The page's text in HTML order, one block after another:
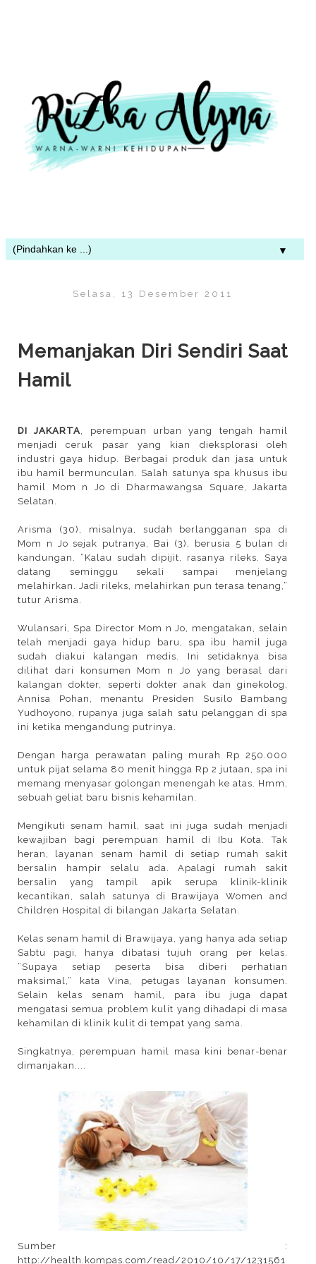
▼
Selasa, 13 Desember 2011
Memanjakan Diri Sendiri Saat
Hamil
DI JAKARTA, perempuan urban yang tengah hamil
menjadi ceruk pasar yang kian dieksplorasi oleh
industri gaya hidup. Berbagai produk dan jasa untuk
ibu hamil bermunculan. Salah satunya spa khusus ibu
hamil Mom n Jo di Dharmawangsa Square, Jakarta
Selatan.
Arisma (30), misalnya, sudah berlangganan spa di
Mom n Jo sejak putranya, Bai (3), berusia 5 bulan di
kandungan. ”Kalau sudah dipijit, rasanya rileks. Saya
datang seminggu sekali sampai menjelang
melahirkan. Jadi rileks, melahirkan pun terasa tenang,”
tutur Arisma.
Wulansari, Spa Director Mom n Jo, mengatakan, selain
telah menjadi gaya hidup baru, spa ibu hamil juga
sudah diakui kalangan medis. Ini setidaknya bisa
dilihat dari konsumen Mom n Jo yang berasal dari
kalangan dokter, seperti dokter anak dan ginekolog.
Annisa Pohan, menantu Presiden Susilo Bambang
Yudhoyono, rupanya juga salah satu pelanggan di spa
ini ketika mengandung putrinya.
Dengan harga perawatan paling murah Rp 250.000
untuk pijat selama 80 menit hingga Rp 2 jutaan, spa ini
memang menyasar golongan menengah ke atas. Hmm,
sebuah geliat baru bisnis kehamilan.
Mengikuti senam hamil, saat ini juga sudah menjadi
kewajiban bagi perempuan hamil di Ibu Kota. Tak
heran, layanan senam hamil di setiap rumah sakit
bersalin hampir selalu ada. Apalagi rumah sakit
bersalin yang tampil apik serupa klinik-klinik
kecantikan, salah satunya di Brawijaya Women and
Children Hospital di bilangan Jakarta Selatan.
Kelas senam hamil di Brawijaya, yang hanya ada setiap
Sabtu pagi, hanya dibatasi tujuh orang per kelas.
”Supaya setiap peserta bisa diberi perhatian
maksimal,” kata Vina, petugas layanan konsumen.
Selain kelas senam hamil, para ibu juga dapat
mengatasi semua problem kulit yang dihadapi di masa
kehamilan di klinik kulit di tempat yang sama.
Singkatnya, perempuan hamil masa kini benar-benar
dimanjakan....
Sumber :
http://health.kompas.com/read/2010/10/17/1231561